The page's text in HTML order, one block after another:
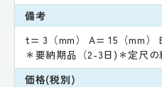
備考
t= 3（mm） A= 15（mm）
＊要納期品（2-3日)＊定尺の
価格(税別)